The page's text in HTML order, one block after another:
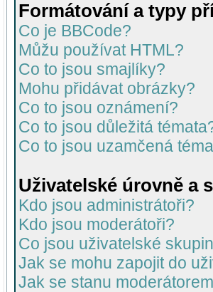
Formátování a typy
Co je BBCode?
Můžu používat HTML?
Co to jsou smajlíky?
Mohu přidávat obrázky?
Co to jsou oznámení?
Co to jsou důležitá
Co to jsou uzamčená
Uživatelské úrovně a
Kdo jsou administrátoři?
Kdo jsou moderátoři?
Co jsou uživatelské
Jak se mohu zapojit do
Jak se stanu